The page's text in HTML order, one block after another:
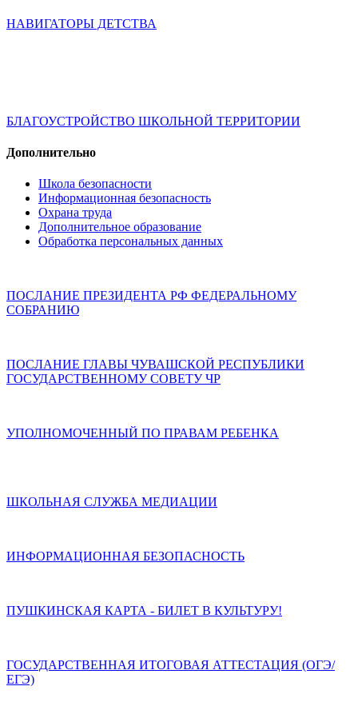
НАВИГАТОРЫ ДЕТСТВА
БЛАГОУСТРОЙСТВО ШКОЛЬНОЙ ТЕРРИТОРИИ
Дополнительно
Школа безопасности
Информационная безопасность
Охрана труда
Дополнительное образование
Обработка персональных данных
ПОСЛАНИЕ ПРЕЗИДЕНТА РФ ФЕДЕРАЛЬНОМУ
СОБРАНИЮ
ПОСЛАНИЕ ГЛАВЫ ЧУВАШСКОЙ РЕСПУБЛИКИ
ГОСУДАРСТВЕННОМУ СОВЕТУ ЧР
УПОЛНОМОЧЕННЫЙ ПО ПРАВАМ РЕБЕНКА
ШКОЛЬНАЯ СЛУЖБА МЕДИАЦИИ
ИНФОРМАЦИОННАЯ БЕЗОПАСНОСТЬ
ПУШКИНСКАЯ КАРТА - БИЛЕТ В КУЛЬТУРУ!
ГОСУДАРСТВЕННАЯ ИТОГОВАЯ АТТЕСТАЦИЯ (ОГЭ/
ЕГЭ)